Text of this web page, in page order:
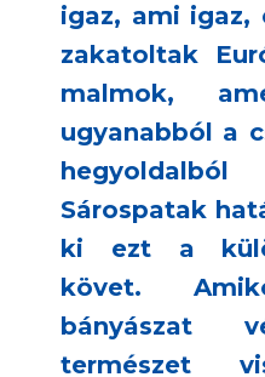
igaz, ami igaz,
zakatoltak
malmok,
ugyanabból a
Sárospatak
ki ezt a
követ.
természet